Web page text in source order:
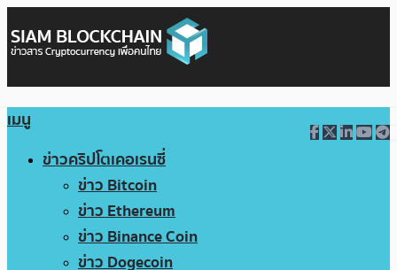
เมนู
ข่าวคริปโตเคอเรนซี่
ข่าว Bitcoin
ข่าว Ethereum
ข่าว Binance Coin
ข่าว Dogecoin